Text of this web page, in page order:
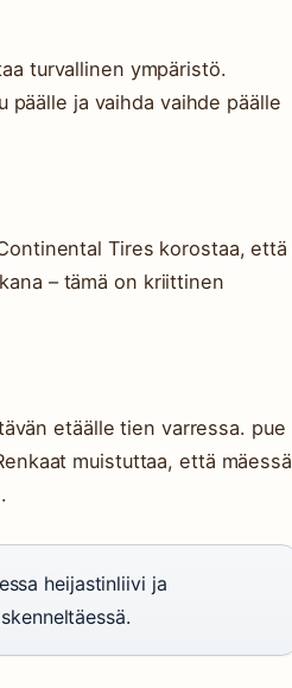
turvallinen ympäristö.
päälle ja vaihda vaihde päälle
Tires korostaa, että
– tämä on kriittinen
etäälle tien varressa. pue
muistuttaa, että mäessä
heijastinliivi ja